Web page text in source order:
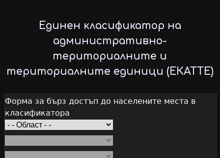
to
main
content
Единен класификатор на
административно-
териториалните и
териториалните единици (ЕКАТТЕ)
Форма за бърз достъп до населените места в
класификатора